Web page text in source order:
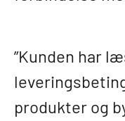
”Kunden har
produkter og